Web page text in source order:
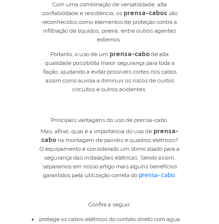
Com uma combinação de versatilidade, alta
confiabilidade e resistência, os prensa-cabos são
reconhecidos como elementos de proteção contra a
infiltração de líquidos, poeira, entre outros agentes
externos.
Portanto, o uso de um prensa-cabo de alta
qualidade possibilita maior segurança para toda a
fiação, ajudando a evitar possíveis cortes nos cabos
assim como auxilia a diminuir os riscos de curtos
circuitos e outros acidentes.
Principais vantagens do uso de prensa-cabo
Mas, afinal, qual é a importância do uso de prensa-
cabo na montagem de painéis e quadros elétricos?
O equipamento é considerado um ótimo aliado para a
segurança das instalações elétricas. Sendo assim,
separamos em nosso artigo mais alguns benefícios
garantidos pela utilização correta do prensa-cabo.
Confira a seguir:
protege os cabos elétricos do contato direto com água